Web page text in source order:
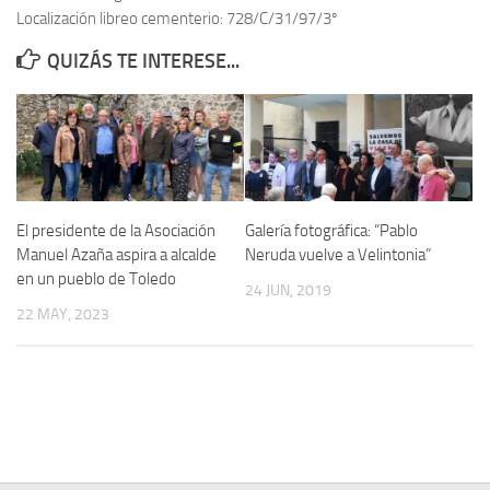
Memoria Histórica
Investigación previa de la represión en Talavera de la Reina (1937-
1947).
Informe Represión en Toledo 1936-1947 | Buscador
Informe de la fosa de abril de 1939 de Tembleque
Enciclopedia Republicana
Militantes históricos IR
Personajes republicanos
Localización libreo cementerio: 728/C/31/97/3º
QUIZÁS TE INTERESE...
El presidente de la Asociación
Manuel Azaña aspira a alcalde
en un pueblo de Toledo
22 MAY, 2023
Galería fotográfica: “Pablo
Neruda vuelve a Velintonia”
24 JUN, 2019